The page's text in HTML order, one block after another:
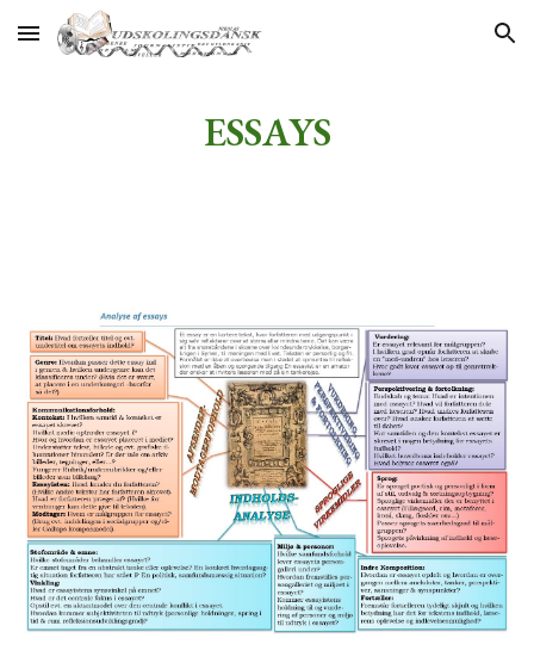
Skip to main content Skip to navigation
ESSAYS